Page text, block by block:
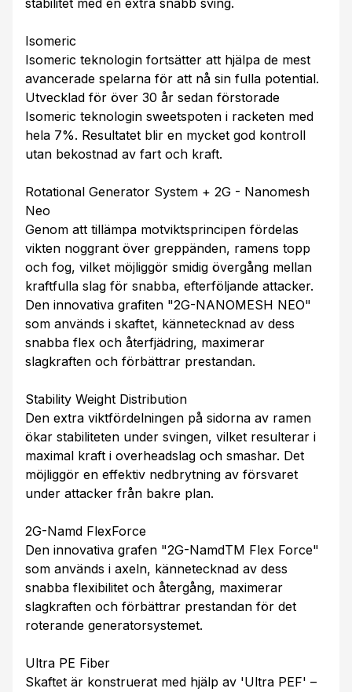
stabilitet med en extra snabb sving.
Isomeric
Isomeric teknologin fortsätter att hjälpa de mest
avancerade spelarna för att nå sin fulla potential.
Utvecklad för över 30 år sedan förstorade
Isomeric teknologin sweetspoten i racketen med
hela 7%. Resultatet blir en mycket god kontroll
utan bekostnad av fart och kraft.
Rotational Generator System + 2G - Nanomesh
Neo
Genom att tillämpa motviktsprincipen fördelas
vikten noggrant över greppänden, ramens topp
och fog, vilket möjliggör smidig övergång mellan
kraftfulla slag för snabba, efterföljande attacker.
Den innovativa grafiten "2G-NANOMESH NEO"
som används i skaftet, kännetecknad av dess
snabba flex och återfjädring, maximerar
slagkraften och förbättrar prestandan.
Stability Weight Distribution
Den extra viktfördelningen på sidorna av ramen
ökar stabiliteten under svingen, vilket resulterar i
maximal kraft i overheadslag och smashar. Det
möjliggör en effektiv nedbrytning av försvaret
under attacker från bakre plan.
2G-Namd FlexForce
Den innovativa grafen "2G-NamdTM Flex Force"
som används i axeln, kännetecknad av dess
snabba flexibilitet och återgång, maximerar
slagkraften och förbättrar prestandan för det
roterande generatorsystemet.
Ultra PE Fiber
Skaftet är konstruerat med hjälp av 'Ultra PEF' –